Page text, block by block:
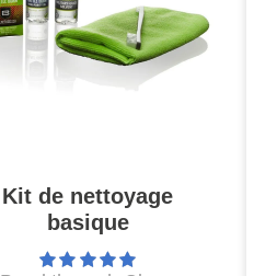
Kit de nettoyage
basique